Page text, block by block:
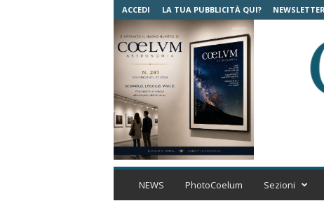
ACCEDI LA TUA PUBBLICITÀ QUI?
C
NEWS PhotoCoelum Sezioni